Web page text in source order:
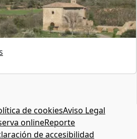
de cookiesAviso Legal
onlineReporte
de accesibilidad